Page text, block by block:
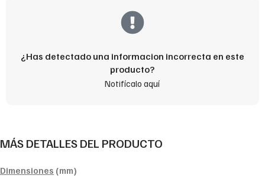
¿Has detectado una informacion incorrecta en este
producto?
Notifícalo aquí
MÁS DETALLES DEL PRODUCTO
Dimensiones (mm)